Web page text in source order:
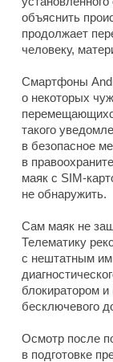
объяснить
продолжает
человеку,
Смартфоны
о некоторых
такого
в безопасное
в
маяк с SIM-
не обнаружить.
Сам маяк не
Телематику
с нештатным
блокиратором
бесключевого
Осмотр после
в подготовке